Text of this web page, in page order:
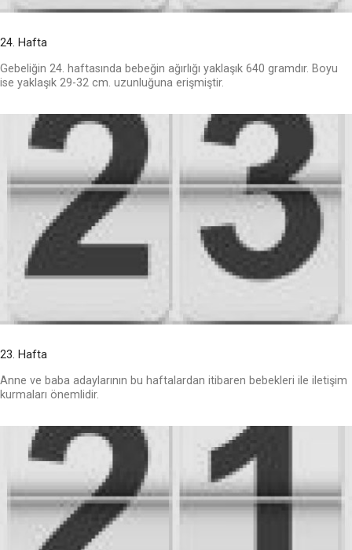
24. Hafta
Gebeliğin 24. haftasında bebeğin ağırlığı yaklaşık 640 gramdır. Boyu
ise yaklaşık 29-32 cm. uzunluğuna erişmiştir.
23. Hafta
Anne ve baba adaylarının bu haftalardan itibaren bebekleri ile iletişim
kurmaları önemlidir.